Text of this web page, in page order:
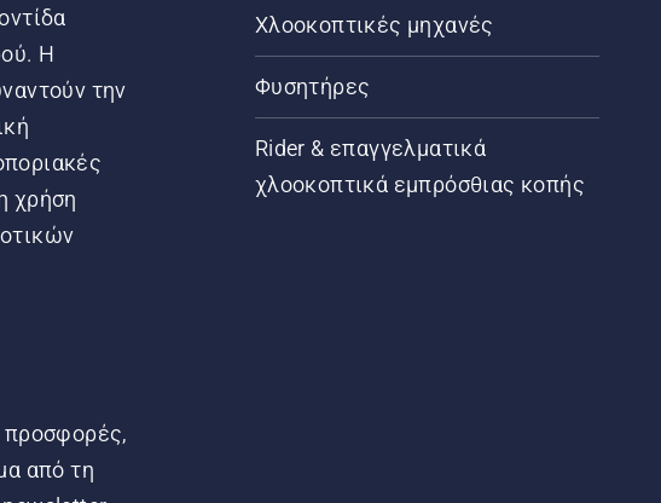
Η
την
χρήση
προσφορές,
από τη
Χλοοκοπτικές μηχανές
Φυσητήρες
Rider & επαγγελματικά
χλοοκοπτικά εμπρόσθιας κοπής